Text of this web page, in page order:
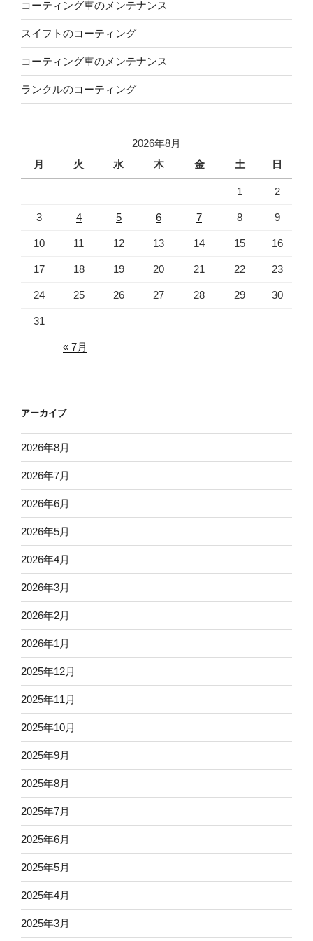
コーティング車のメンテナンス
スイフトのコーティング
コーティング車のメンテナンス
ランクルのコーティング
2026年8月
月
火 水 木 金 土 日
1 2
3 4 5 6 7 8 9
10 11 12 13 14 15 16
17 18 19 20 21 22 23
24 25 26 27 28 29 30
31
« 7月
アーカイブ
2026年8月
2026年7月
2026年6月
2026年5月
2026年4月
2026年3月
2026年2月
2026年1月
2025年12月
2025年11月
2025年10月
2025年9月
2025年8月
2025年7月
2025年6月
2025年5月
2025年4月
2025年3月